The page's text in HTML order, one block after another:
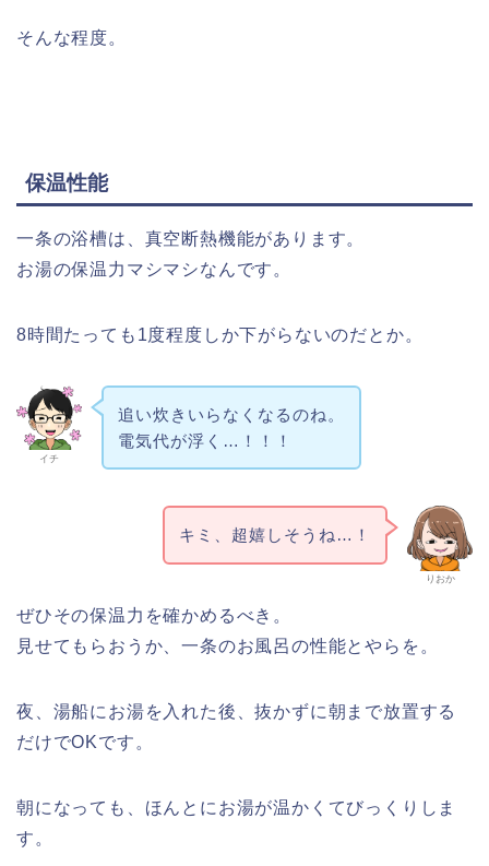
そんな程度。
保温性能
一条の浴槽は、真空断熱機能があります。
お湯の保温力マシマシなんです。
8時間たっても1度程度しか下がらないのだとか。
イチ
追い炊きいらなくなるのね。
電気代が浮く…！！！
りおか
キミ、超嬉しそうね…！
ぜひその保温力を確かめるべき。
見せてもらおうか、一条のお風呂の性能とやらを。
夜、湯船にお湯を入れた後、抜かずに朝まで放置する
だけでOKです。
朝になっても、ほんとにお湯が温かくてびっくりしま
す。